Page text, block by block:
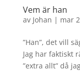
Vem är han
av Johan | mar
”Han”, det vill
Jag har faktiskt
”extra allt” då